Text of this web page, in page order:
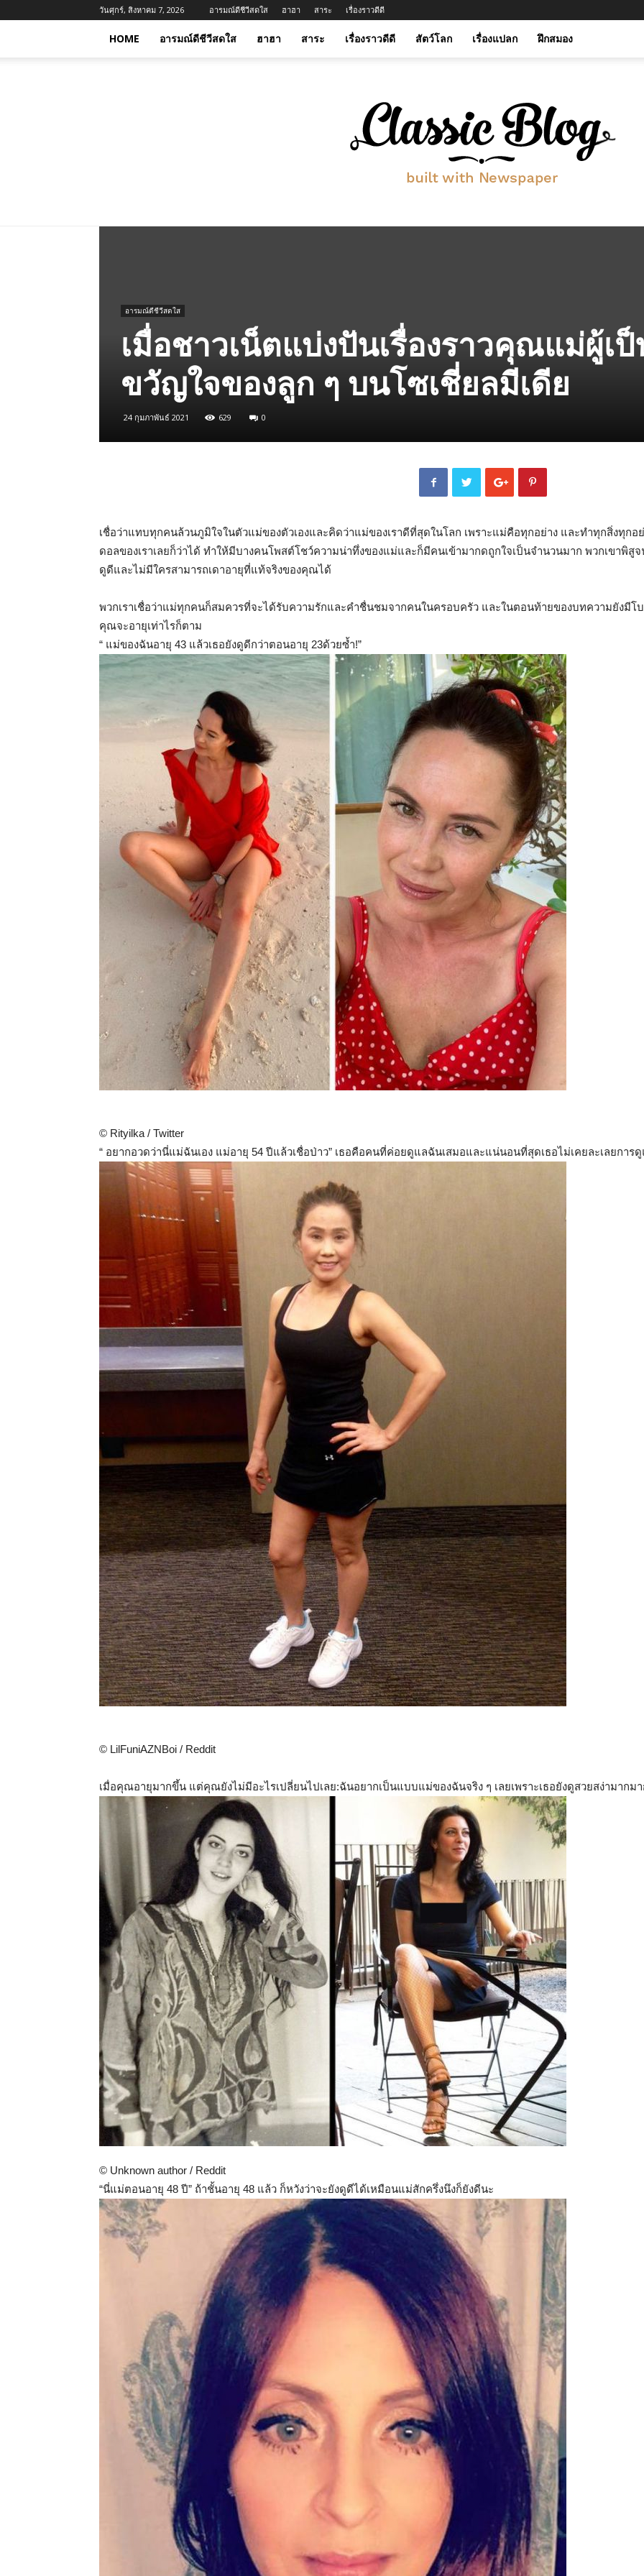
วันศุกร์, สิงหาคม 7, 2026 อารมณ์ดีชีวีสดใส ฮาฮา สาระ เรื่องราวดีดี
HOME อารมณ์ดีชีวีสดใส ฮาฮา สาระ เรื่องราวดีดี สัตว์โลก เรื่องแปลก ฝึกสมอง
อารมณ์ดีชีวีสดใส
เมื่อชาวเน็ตแบ่งปันเรื่องราวคุณแม่ผู้เ
ขวัญใจของลูก ๆ บนโซเชี่ยลมีเดีย
24 กุมภาพันธ์ 2021 629 0
เชื่อว่าแทบทุกคนล้วนภูมิใจในตัวแม่ของตัวเองและคิดว่าแม่ของเราดีที่สุดในโลก เพราะแม่คือทุกอย่าง และทำทุกสิ่งทุกอย่
ดอลของเราเลยก็ว่าได้ ทำให้มีบางคนโพสต์โชว์ความน่าทึ่งของแม่และก็มีคนเข้ามากดถูกใจเป็นจำนวนมาก พวกเขาพิ
ดูดีและไม่มีใครสามารถเดาอายุที่แท้จริงของคุณได้
พวกเราเชื่อว่าแม่ทุกคนก็สมควรที่จะได้รับความรักและคำชื่นชมจากคนในครอบครัว และในตอนท้ายของบทความยังมี
คุณจะอายุเท่าไรก็ตาม
“ แม่ของฉันอายุ 43 แล้วเธอยังดูดีกว่าตอนอายุ 23ด้วยซ้ำ!”
© Rityilka / Twitter
“ อยากอวดว่านี่แม่ฉันเอง แม่อายุ 54 ปีแล้วเชื่อป่าว” เธอคือคนที่ค่อยดูแลฉันเสมอและแน่นอนที่สุดเธอไม่เคยละเลยการดู
© LilFuniAZNBoi / Reddit
เมื่อคุณอายุมากขึ้น แต่คุณยังไม่มีอะไรเปลี่ยนไปเลย:ฉันอยากเป็นแบบแม่ของฉันจริง ๆ เลยเพราะเธอยังดูสวยสง่ามากมา
© Unknown author / Reddit
“นี่แม่ตอนอายุ 48 ปี” ถ้าชั้นอายุ 48 แล้ว ก็หวังว่าจะยังดูดีได้เหมือนแม่สักครึ่งนึงก็ยังดีนะ